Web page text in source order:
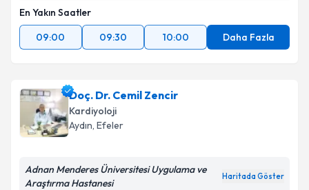
En Yakın Saatler
09:00
09:30 10:00 Daha Fazla
Doç. Dr. Cemil Zencir
Kardiyoloji
Aydın, Efeler
Adnan Menderes Üniversitesi Uygulama ve
Araştırma Hastanesi
Haritada Göster